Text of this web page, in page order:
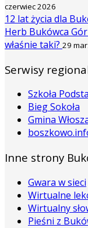
czerwiec 2026
12 lat życia dla
Herb Bukówca
właśnie taki? 29
Serwisy
Szkoła
Bieg Sokoła
Gmina
Inne strony
Gwara w sieci
Wirtualne
Wirtualny
Pieśni z